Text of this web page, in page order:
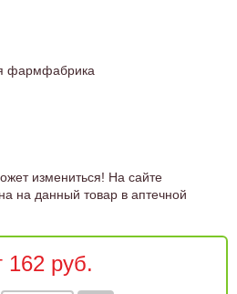
фармфабрика
измениться! На сайте
на данный товар в аптечной
162 руб.